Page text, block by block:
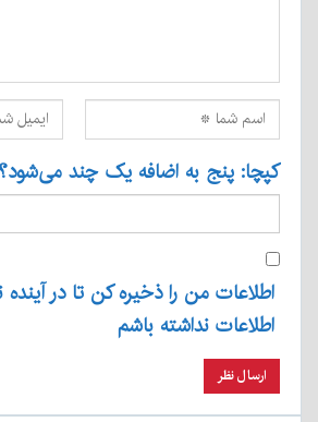
کپچا: پنج به اضافه یک چند می‌شود؟
اطلاعات من را ذخیره کن تا در آینده
اطلاعات نداشته باشم